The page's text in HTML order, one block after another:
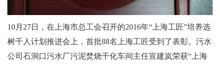
10月27日，在上海市总工会召开的2016年“上海工匠”培养选
树千人计划推进会上，首批88名上海工匠受到了表彰。污水
公司石洞口污水厂污泥焚烧干化车间主任宣建岚荣获“上海